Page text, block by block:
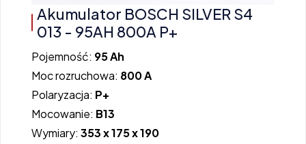
Akumulator BOSCH SILVER S4
013 - 95AH 800A P+
Pojemność: 95 Ah
Moc rozruchowa: 800 A
Polaryzacja: P+
Mocowanie: B13
Wymiary: 353 x 175 x 190